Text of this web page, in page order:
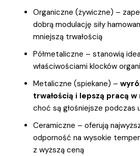
Organiczne (żywiczne) –
dobrą modulację siły
mniejszą trwałością
Półmetaliczne – stanowią
właściwościami klocków
Metaliczne (spiekane) –
trwałością i lepszą pracą
choć są głośniejsze podczas
Ceramiczne – oferują
odporność na wysokie
z wyższą ceną